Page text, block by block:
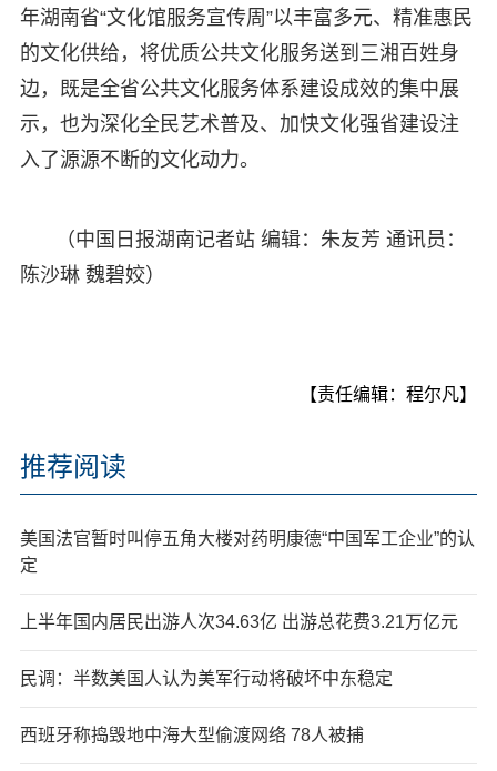
年湖南省“文化馆服务宣传周”以丰富多元、精准惠民
的文化供给，将优质公共文化服务送到三湘百姓身
边，既是全省公共文化服务体系建设成效的集中展
示，也为深化全民艺术普及、加快文化强省建设注
入了源源不断的文化动力。
（中国日报湖南记者站 编辑：朱友芳 通讯员：
陈沙琳 魏碧姣）
【责任编辑：程尔凡】
推荐阅读
美国法官暂时叫停五角大楼对药明康德“中国军工企业”的认
定
上半年国内居民出游人次34.63亿 出游总花费3.21万亿元
民调：半数美国人认为美军行动将破坏中东稳定
西班牙称捣毁地中海大型偷渡网络 78人被捕